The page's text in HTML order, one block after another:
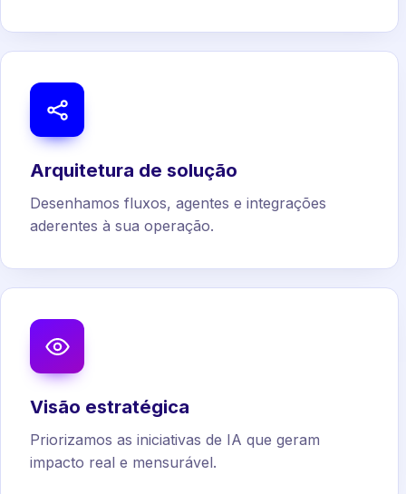
Arquitetura de solução
Desenhamos fluxos, agentes e integrações
aderentes à sua operação.
Visão estratégica
Priorizamos as iniciativas de IA que geram
impacto real e mensurável.